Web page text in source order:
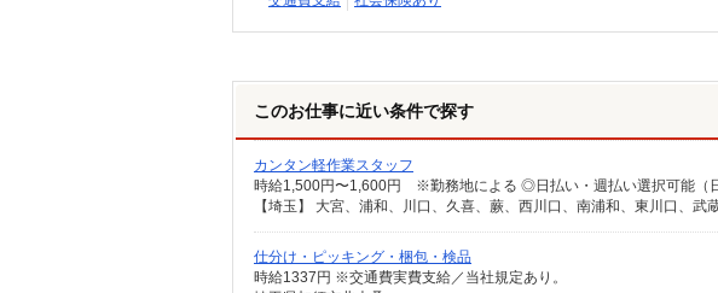
このお仕事に近い条件で探す
カンタン軽作業スタッフ
仕分け・ピッキング・梱包・検品
時給1337円 ※交通費実費支給／当社規定あり。